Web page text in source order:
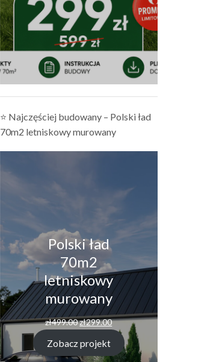
⭐ Najczęściej budowany – Polski ład
70m2 letniskowy murowany
Polski ład
70m2
letniskowy
murowany
zł499.00Pierwotna
cena
wynosiła:
zł499.00.
zł299.00Aktualna
cena
wynosi:
zł299.00.
Zobacz projekt